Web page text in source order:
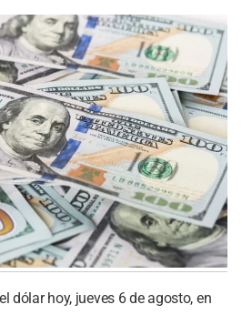
dólar hoy, jueves 6 de agosto, en